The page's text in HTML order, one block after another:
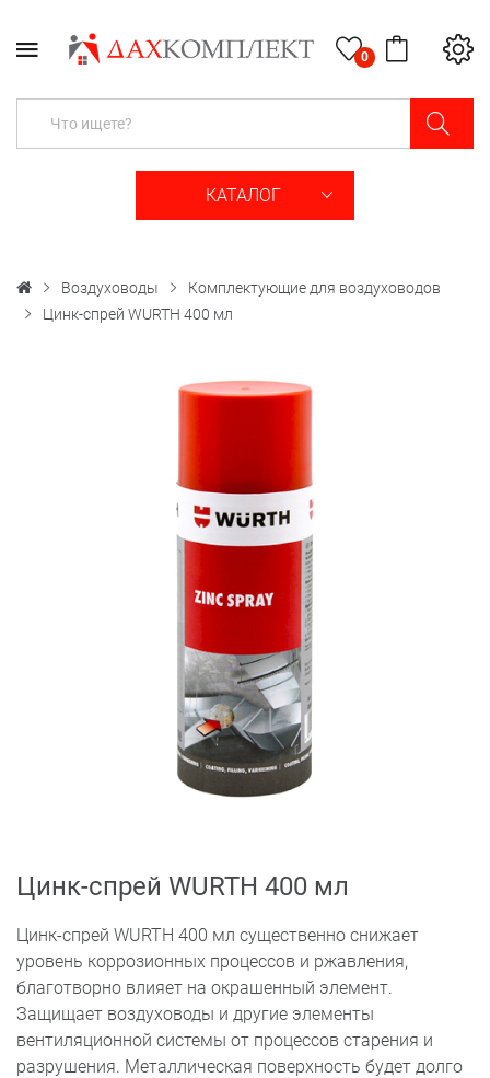
0
КАТАЛОГ
Воздуховоды
Комплектующие для воздуховодов
Цинк-спрей WURTH 400 мл
Цинк-спрей WURTH 400 мл
Цинк-спрей WURTH 400 мл существенно снижает
уровень коррозионных процессов и ржавления,
благотворно влияет на окрашенный элемент.
Защищает воздуховоды и другие элементы
вентиляционной системы от процессов старения и
разрушения. Металлическая поверхность будет долго